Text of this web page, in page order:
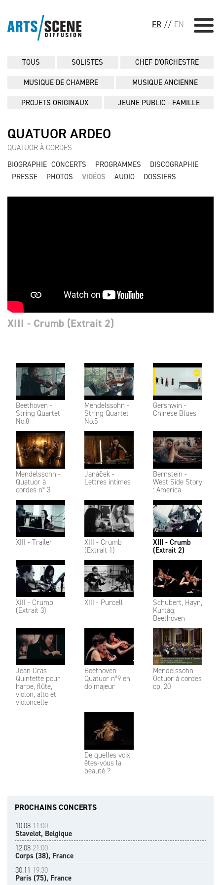
FR // EN
TOUS SOLISTES CHEF D'ORCHESTRE
MUSIQUE DE CHAMBRE MUSIQUE ANCIENNE
PROJETS ORIGINAUX JEUNE PUBLIC - FAMILLE
QUATUOR ARDEO
QUATUOR À CORDES
BIOGRAPHIE CONCERTS PROGRAMMES
DISCOGRAPHIE
PRESSE
PHOTOS VIDÉOS AUDIO DOSSIERS
Beethoven -
String Quartet
No.8
Mendelssohn -
String Quartet
No.5
Gershwin -
Chinese Blues
Mendelssohn -
Quatuor à
cordes n° 3
Janáček -
Lettres intimes
Bernstein -
West Side Story
: America
XIII - Trailer
XIII - Crumb
(Extrait 1)
XIII - Crumb
(Extrait 2)
XIII - Crumb
(Extrait 3)
XIII - Purcell
Schubert, Hayn,
Kurtág,
Beethoven
Jean Cras -
Quintette pour
harpe, flûte,
violon, alto et
violoncelle
Beethoven -
Quatuor n°9 en
do majeur
Mendelssohn -
Octuor à cordes
op. 20
De quelles voix
êtes-vous la
beauté ?
XIII - Crumb (Extrait 2)
PROCHAINS CONCERTS
10.08 11:00
Stavelot, Belgique
12.08 21:00
Corps (38), France
30.11 19:30
Paris (75), France